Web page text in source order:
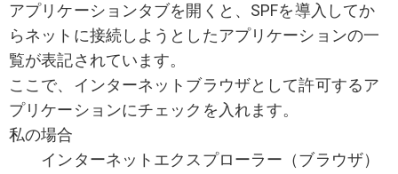
アプリケーションタブを開くと、SPFを導入してか
らネットに接続しようとしたアプリケーションの一
覧が表記されています。
ここで、インターネットブラウザとして許可するア
プリケーションにチェックを入れます。
私の場合
インターネットエクスプローラー（ブラウザ）